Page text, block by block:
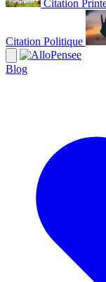
Citation
Citation Politique
Blog